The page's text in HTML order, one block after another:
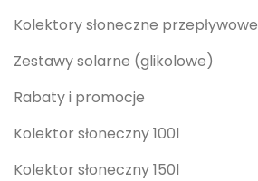
Kolektory słoneczne przepływowe
Zestawy solarne (glikolowe)
Rabaty i promocje
Kolektor słoneczny 100l
Kolektor słoneczny 150l